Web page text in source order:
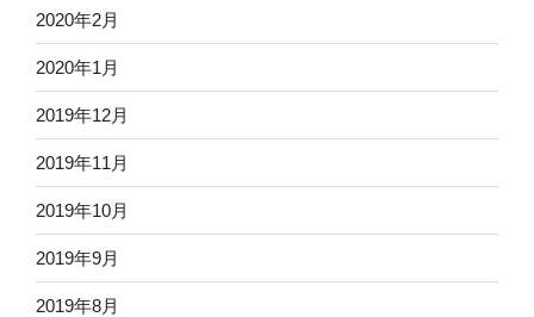
2020年2月
2020年1月
2019年12月
2019年11月
2019年10月
2019年9月
2019年8月